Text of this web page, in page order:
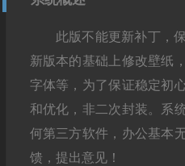
此版不能更新补丁，
新版本的基础上修改壁纸
字体等，为了保证稳定初
和优化，非二次封装。系
何第三方软件，办公基本
馈，提出意见！